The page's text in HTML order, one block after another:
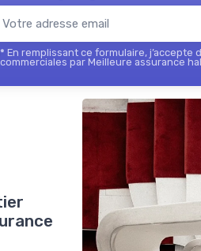
* En remplissant ce formulaire, j’accepte
commerciales par Meilleure assurance